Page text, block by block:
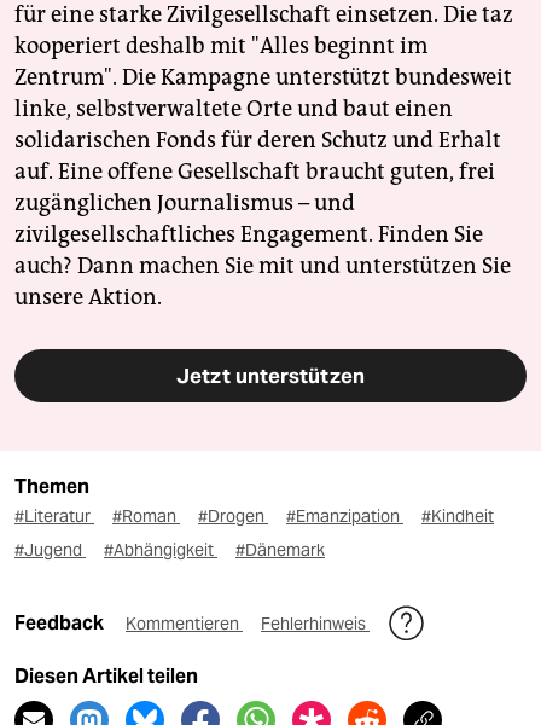
für eine starke Zivilgesellschaft einsetzen. Die taz
kooperiert deshalb mit "Alles beginnt im
Zentrum". Die Kampagne unterstützt bundesweit
linke, selbstverwaltete Orte und baut einen
solidarischen Fonds für deren Schutz und Erhalt
auf. Eine offene Gesellschaft braucht guten, frei
zugänglichen Journalismus – und
zivilgesellschaftliches Engagement. Finden Sie
auch? Dann machen Sie mit und unterstützen Sie
unsere Aktion.
Jetzt unterstützen
Themen
#Literatur #Roman #Drogen #Emanzipation
#Kindheit
#Jugend
#Abhängigkeit #Dänemark
Feedback Kommentieren Fehlerhinweis
Diesen Artikel teilen